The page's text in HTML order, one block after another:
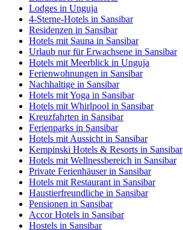
Lodges in Unguja
4-Sterne-Hotels in Sansibar
Residenzen in Sansibar
Hotels mit Sauna in Sansibar
Urlaub nur für Erwachsene in Sansibar
Hotels mit Meerblick in Unguja
Ferienwohnungen in Sansibar
Nachhaltige in Sansibar
Hotels mit Yoga in Sansibar
Hotels mit Whirlpool in Sansibar
Kreuzfahrten in Sansibar
Ferienparks in Sansibar
Hotels mit Aussicht in Sansibar
Kempinski Hotels & Resorts in Sansibar
Hotels mit Wellnessbereich in Sansibar
Private Ferienhäuser in Sansibar
Hotels mit Restaurant in Sansibar
Haustierfreundliche in Sansibar
Pensionen in Sansibar
Accor Hotels in Sansibar
Hostels in Sansibar